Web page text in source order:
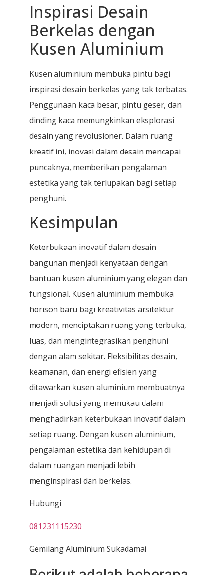
Inspirasi Desain
Berkelas dengan
Kusen Aluminium
Kusen aluminium membuka pintu bagi
inspirasi desain berkelas yang tak terbatas.
Penggunaan kaca besar, pintu geser, dan
dinding kaca memungkinkan eksplorasi
desain yang revolusioner. Dalam ruang
kreatif ini, inovasi dalam desain mencapai
puncaknya, memberikan pengalaman
estetika yang tak terlupakan bagi setiap
penghuni.
Kesimpulan
Keterbukaan inovatif dalam desain
bangunan menjadi kenyataan dengan
bantuan kusen aluminium yang elegan dan
fungsional. Kusen aluminium membuka
horison baru bagi kreativitas arsitektur
modern, menciptakan ruang yang terbuka,
luas, dan mengintegrasikan penghuni
dengan alam sekitar. Fleksibilitas desain,
keamanan, dan energi efisien yang
ditawarkan kusen aluminium membuatnya
menjadi solusi yang memukau dalam
menghadirkan keterbukaan inovatif dalam
setiap ruang. Dengan kusen aluminium,
pengalaman estetika dan kehidupan di
dalam ruangan menjadi lebih
menginspirasi dan berkelas.
Hubungi
081231115230
Gemilang Aluminium Sukadamai